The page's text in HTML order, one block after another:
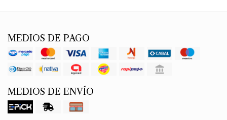
MEDIOS DE PAGO
MEDIOS DE ENVÍO